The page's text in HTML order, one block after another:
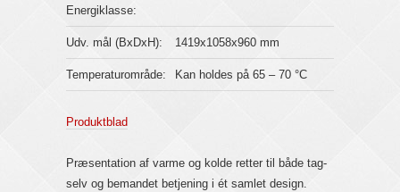
Energiklasse:
Udv. mål (BxDxH): 1419x1058x960 mm
Temperaturområde: Kan holdes på 65 – 70 °C
Produktblad
Præsentation af varme og kolde retter til både tag-
selv og bemandet betjening i ét samlet design.